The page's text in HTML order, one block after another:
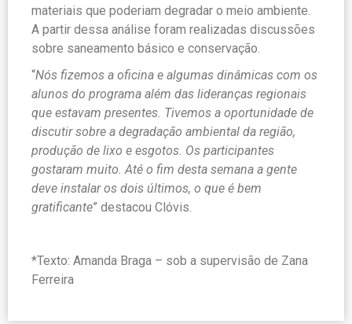
materiais que poderiam degradar o meio ambiente.
A partir dessa análise foram realizadas discussões
sobre saneamento básico e conservação.
“Nós fizemos a oficina e algumas dinâmicas com os
alunos do programa além das lideranças regionais
que estavam presentes. Tivemos a oportunidade de
discutir sobre a degradação ambiental da região,
produção de lixo e esgotos. Os participantes
gostaram muito. Até o fim desta semana a gente
deve instalar os dois últimos, o que é bem
gratificante” destacou Clóvis.
*Texto: Amanda Braga – sob a supervisão de Zana
Ferreira